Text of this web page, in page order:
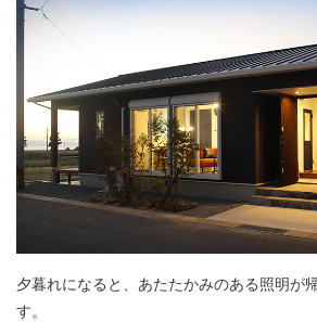
夕暮れになると、あたたかみのある照明が
す。